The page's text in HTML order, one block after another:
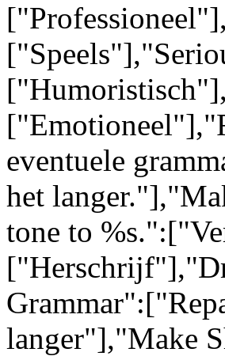
eventuele
het
tone to
langer"],"Make